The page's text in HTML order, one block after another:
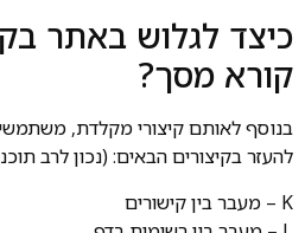
כיצד לגלוש באתר
קורא מסך?
בנוסף לאותם קיצורי מקלדת, משתמשי
להעזר בקיצורים הבאים: (נכון לרב
K – מעבר בין קישורים